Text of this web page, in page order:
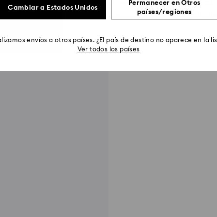
Elige entre deliciosas
para darle una chispa de
Cambiar a Estados Unidos
Permanecer en Otros
países/regiones
envíos a otros países. ¿El país de destino no aparece en la
Ver todos los países